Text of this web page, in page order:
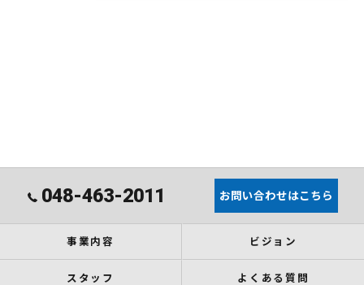
048-463-2011 お問い合わせはこちら
事業内容 ビジョン
スタッフ よくある質問